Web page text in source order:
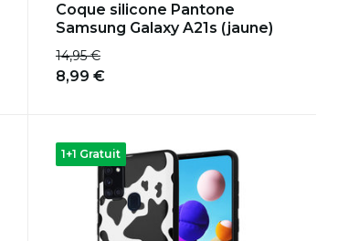
Coque silicone Pantone
Samsung Galaxy A21s (jaune)
14,95 €
8,99 €
1+1 Gratuit